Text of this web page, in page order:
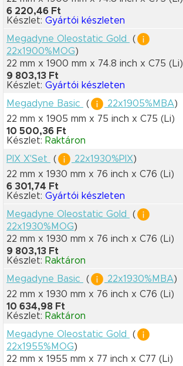
6 220,46 Ft
Készlet: Gyártói készleten
Megadyne Oleostatic Gold
(
22x1900%MOG)
22 mm x 1900 mm x 74.8 inch x C75 (Li)
9 803,13 Ft
Készlet: Gyártói készleten
Megadyne Basic
( 22x1905%MBA)
22 mm x 1905 mm x 75 inch x C75 (Li)
10 500,36 Ft
Készlet: Raktáron
PIX X'Set
( 22x1930%PIX)
22 mm x 1930 mm x 76 inch x C76 (Li)
6 301,74 Ft
Készlet: Gyártói készleten
Megadyne Oleostatic Gold
(
22x1930%MOG)
22 mm x 1930 mm x 76 inch x C76 (Li)
9 803,13 Ft
Készlet: Raktáron
Megadyne Basic
( 22x1930%MBA)
22 mm x 1930 mm x 76 inch x C76 (Li)
10 634,98 Ft
Készlet: Raktáron
Megadyne Oleostatic Gold
(
22x1955%MOG)
22 mm x 1955 mm x 77 inch x C77 (Li)